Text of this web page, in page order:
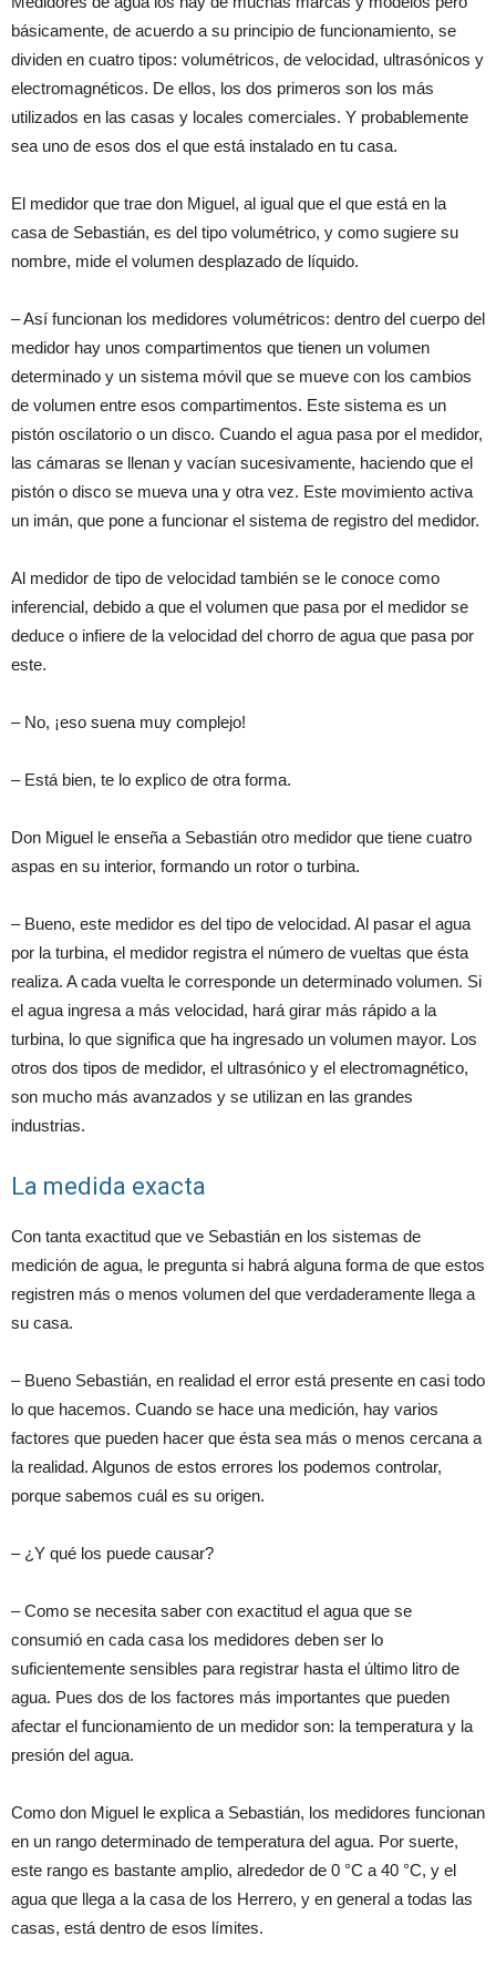
básicamente, de acuerdo a su principio de funcionamiento, se
dividen en cuatro tipos: volumétricos, de velocidad, ultrasónicos y
electromagnéticos. De ellos, los dos primeros son los más
utilizados en las casas y locales comerciales. Y probablemente
sea uno de esos dos el que está instalado en tu casa.
El medidor que trae don Miguel, al igual que el que está en la
casa de Sebastián, es del tipo volumétrico, y como sugiere su
nombre, mide el volumen desplazado de líquido.
– Así funcionan los medidores volumétricos: dentro del cuerpo del
medidor hay unos compartimentos que tienen un volumen
determinado y un sistema móvil que se mueve con los cambios
de volumen entre esos compartimentos. Este sistema es un
pistón oscilatorio o un disco. Cuando el agua pasa por el medidor,
las cámaras se llenan y vacían sucesivamente, haciendo que el
pistón o disco se mueva una y otra vez. Este movimiento activa
un imán, que pone a funcionar el sistema de registro del medidor.
Al medidor de tipo de velocidad también se le conoce como
inferencial, debido a que el volumen que pasa por el medidor se
deduce o infiere de la velocidad del chorro de agua que pasa por
este.
– No, ¡eso suena muy complejo!
– Está bien, te lo explico de otra forma.
Don Miguel le enseña a Sebastián otro medidor que tiene cuatro
aspas en su interior, formando un rotor o turbina.
– Bueno, este medidor es del tipo de velocidad. Al pasar el agua
por la turbina, el medidor registra el número de vueltas que ésta
realiza. A cada vuelta le corresponde un determinado volumen. Si
el agua ingresa a más velocidad, hará girar más rápido a la
turbina, lo que significa que ha ingresado un volumen mayor. Los
otros dos tipos de medidor, el ultrasónico y el electromagnético,
son mucho más avanzados y se utilizan en las grandes
industrias.
La medida exacta
Con tanta exactitud que ve Sebastián en los sistemas de
medición de agua, le pregunta si habrá alguna forma de que estos
registren más o menos volumen del que verdaderamente llega a
su casa.
– Bueno Sebastián, en realidad el error está presente en casi todo
lo que hacemos. Cuando se hace una medición, hay varios
factores que pueden hacer que ésta sea más o menos cercana a
la realidad. Algunos de estos errores los podemos controlar,
porque sabemos cuál es su origen.
– ¿Y qué los puede causar?
– Como se necesita saber con exactitud el agua que se
consumió en cada casa los medidores deben ser lo
suficientemente sensibles para registrar hasta el último litro de
agua. Pues dos de los factores más importantes que pueden
afectar el funcionamiento de un medidor son: la temperatura y la
presión del agua.
Como don Miguel le explica a Sebastián, los medidores funcionan
en un rango determinado de temperatura del agua. Por suerte,
este rango es bastante amplio, alrededor de 0 °C a 40 °C, y el
agua que llega a la casa de los Herrero, y en general a todas las
casas, está dentro de esos límites.